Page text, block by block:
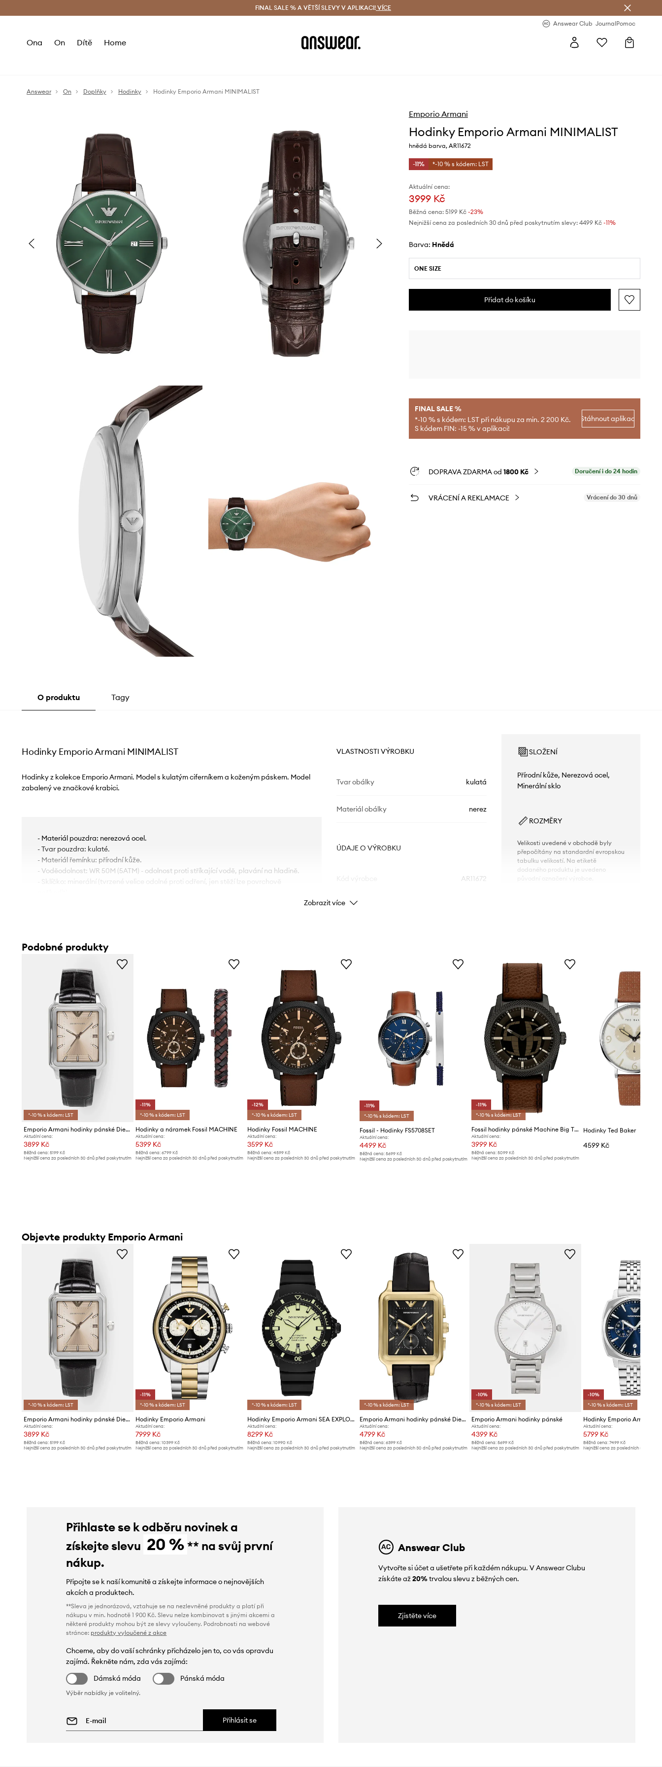
Doručení a vrácení zdarma (od 1800 Kč) Doručení i do 24 h
FINAL SALE % A VĚTŠÍ SLEVY V APLIKACI! VÍCE
Answear Club JournalPomoc
Ona On Dítě Home
Answear On Doplňky Hodinky Hodinky Emporio Armani MINIMALIST
Emporio Armani
Hodinky Emporio Armani MINIMALIST
hnědá barva, AR11672
-11% *-10 % s kódem: LST
Aktuální cena:
3999 Kč
Běžná cena: 5199 Kč-23%
Nejnižší cena za posledních 30 dnů před poskytnutím slevy: 4499 Kč -11%
Barva: hnědá
ONE SIZE
Přidat do košíku
FINAL SALE %
*-10 % s kódem: LST při nákupu za min. 2 200 Kč.
S kódem FIN: -15 % v aplikaci!
Stáhnout aplikaci
DOPRAVA ZDARMA od 1800 Kč Doručení i do 24 hodin
VRÁCENÍ A REKLAMACE Vrácení do 30 dnů
O produktu Tagy
Hodinky Emporio Armani MINIMALIST
Hodinky z kolekce Emporio Armani. Model s kulatým ciferníkem a koženým páskem. Model
zabalený ve značkové krabici.
- Materiál pouzdra: nerezová ocel.
- Tvar pouzdra: kulaté.
- Materiál řemínku: přírodní kůže.
- Voděodolnost: WR 50M (5ATM) - odolnost proti stříkající vodě, plavání na hladině.
- Sklíčko: minerální (tvrzené velice odolné proti odření, jen stěží lze povrchově
VLASTNOSTI VÝROBKU
Tvar obálky kulatá
Materiál obálky nerez
ÚDAJE O VÝROBKU
AR11672
Barva
Výrobce
SLOŽENÍ
Přírodní kůže, Nerezová ocel,
Minerální sklo
ROZMĚRY
Velikosti uvedené v obchodě byly
přepočítány na standardní evropskou
tabulku velikostí. Na etiketě
dodaného produktu je uvedeno
Zobrazit více
Podobné produkty
*-10 % s kódem: LST
Emporio Armani hodinky pánské Diego
Aktuální cena:
3899 Kč
Běžná cena: 5199 Kč
Nejnižší cena za posledních 30 dnů před poskytnutím
-11%
*-10 % s kódem: LST
Hodinky a náramek Fossil MACHINE
Aktuální cena:
5399 Kč
Běžná cena:6799 Kč
Nejnižší cena za posledních 30 dnů před poskytnutím
-12%
*-10 % s kódem: LST
Hodinky Fossil MACHINE
Aktuální cena:
3599 Kč
Běžná cena: 4599 Kč
Nejnižší cena za posledních 30 dnů před poskytnutím
-11%
*-10 % s kódem: LST
Fossil - Hodinky FS5708SET
Aktuální cena:
4499 Kč
Běžná cena: 5699 Kč
Nejnižší cena za posledních 30 dnů před poskytnutím
-11%
*-10 % s kódem: LST
Fossil hodinky pánské Machine Big Tic
Aktuální cena:
3999 Kč
Běžná cena:5099 Kč
Nejnižší cena za posledních 30 dnů před poskytnutím
Hodinky Ted Baker
4599 Kč
Objevte produkty Emporio Armani
*-10 % s kódem: LST
Emporio Armani hodinky pánské Diego
Aktuální cena:
3899 Kč
Běžná cena: 5199 Kč
Nejnižší cena za posledních 30 dnů před poskytnutím
-11%
*-10 % s kódem: LST
Hodinky Emporio Armani
Aktuální cena:
7999 Kč
Běžná cena:10399 Kč
Nejnižší cena za posledních 30 dnů před poskytnutím
*-10 % s kódem: LST
Hodinky Emporio Armani SEA EXPLORER
Aktuální cena:
8299 Kč
Běžná cena: 10990 Kč
Nejnižší cena za posledních 30 dnů před poskytnutím
*-10 % s kódem: LST
Emporio Armani hodinky pánské Diego
Aktuální cena:
4799 Kč
Běžná cena: 6399 Kč
Nejnižší cena za posledních 30 dnů před poskytnutím
-10%
*-10 % s kódem: LST
Emporio Armani hodinky pánské
Aktuální cena:
4399 Kč
Běžná cena:5699 Kč
Nejnižší cena za posledních 30 dnů před poskytnutím
-10%
*-10 % s kódem: LST
Hodinky Emporio Armani
Aktuální cena:
5799 Kč
Běžná cena: 7499 Kč
Nejnižší cena za posledních 30 dnů
Přihlaste se k odběru novinek a
získejte slevu 20 % ** na svůj první
nákup.
Připojte se k naší komunitě a získejte informace o nejnovějších
akcích a produktech.
**Sleva je jednorázová, vztahuje se na nezlevněné produkty a platí při
nákupu v min. hodnotě 1 900 Kč. Slevu nelze kombinovat s jinými akcemi a
některé produkty mohou být ze slevy vyloučeny. Podrobnosti na webové
stránce: produkty vyloučené z akce
Chceme, aby do vaší schránky přicházelo jen to, co vás opravdu
zajímá. Řekněte nám, zda vás zajímá:
Dámská móda
Pánská móda
Výběr nabídky je volitelný.
Přihlásit se
Answear Club
Vytvořte si účet a ušetřete při každém nákupu. V Answear Clubu
získáte až20%trvalou slevu z běžných cen.
Zjistěte více